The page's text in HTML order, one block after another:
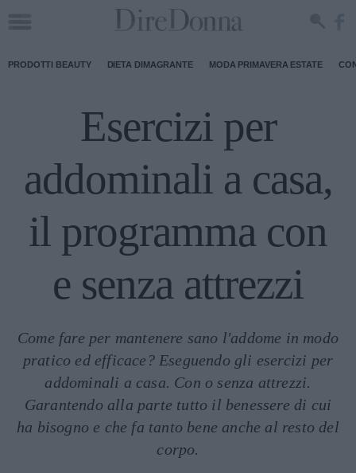
PRODOTTI BEAUTY DIETA DIMAGRANTE MODA PRIMAVERA ESTATE
Esercizi per
addominali a casa,
il programma con
e senza attrezzi
Come fare per mantenere sano l'addome in modo
pratico ed efficace? Eseguendo gli esercizi per
addominali a casa. Con o senza attrezzi.
Garantendo alla parte tutto il benessere di cui
ha bisogno e che fa tanto bene anche al resto del
corpo.